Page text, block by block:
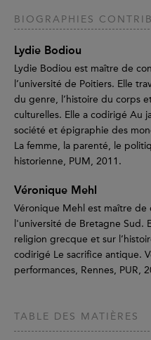
BIOGRAPHIES
Lydie Bodiou
Lydie Bodiou est maître de
l’université de Poitiers. Elle
du genre, l’histoire du corps
culturelles. Elle a codirigé Au
société et épigraphie des
La femme, la parenté, le
historienne, PUM, 2011.
Véronique Mehl
Véronique Mehl est maître
l'université de Bretagne Sud.
religion grecque et sur
codirigé Le sacrifice antique.
performances, Rennes, PUR,
TABLE DES MATIÈRES